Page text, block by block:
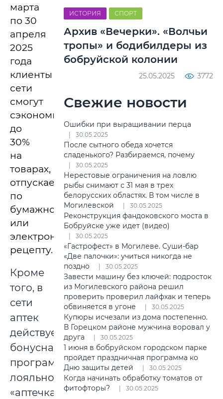
марта
по 30
апреля
2025
года
клиенты
сети
смогут
сэкономить
до
30%
на
товарах,
отпускаемых
по
бумажному
или
электронному
рецепту.
Кроме
того, в
сети
аптек
действует
бонусная
программа
лояльности
«аптечка+».
ИСТОРИЯ СПОРТ
Архив «Вечерки». «Волчьи
тропы» и бодибилдеры из
бобруйской колонии
25.05.2025 3772
Свежие новости
Ошибки при выращивании перца
30.05.2025
После сытного обеда хочется
сладенького? Разбираемся, почему
30.05.2025
Нерестовые ограничения на ловлю
рыбы снимают с 31 мая в трех
белорусских областях. В том числе в
Могилевской
30.05.2025
Реконструкция фандоковского моста в
Бобруйске уже идет (видео)
30.05.2025
«Гастрофест» в Могилеве. Суши-бар
«Две палочки»: учиться никогда не
поздно
30.05.2025
Завести машину без ключей: подросток
из Могилевского района решил
проверить проверил лайфхак и теперь
обвиняется в угоне
30.05.2025
Купюры исчезали из дома постепенно.
В Горецком районе мужчина воровал у
друга
30.05.2025
1 июня в бобруйском городском парке
пройдет праздничная программа ко
Дню защиты детей
30.05.2025
Когда начинать обработку томатов от
фитофторы?
30.05.2025